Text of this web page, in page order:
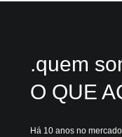
.quem
O QUE
Há 10 anos no